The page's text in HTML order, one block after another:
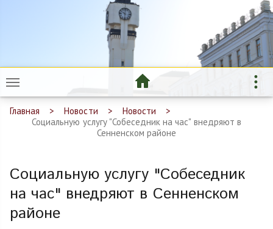
Главная Новости
Новости
Социальную услугу "Собеседник на час" внедряют в
Сенненском районе
Социальную услугу "Собеседник
на час" внедряют в Сенненском
районе